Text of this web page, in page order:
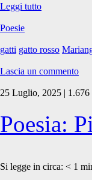
Leggi tuttoPoesia:
Poesie
gatti gatto rosso
Lascia un commento
25 Luglio, 2025 | 1.676
Poesia:
Si legge in circa: < 1